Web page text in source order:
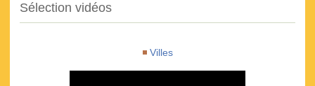
Sélection vidéos
Villes